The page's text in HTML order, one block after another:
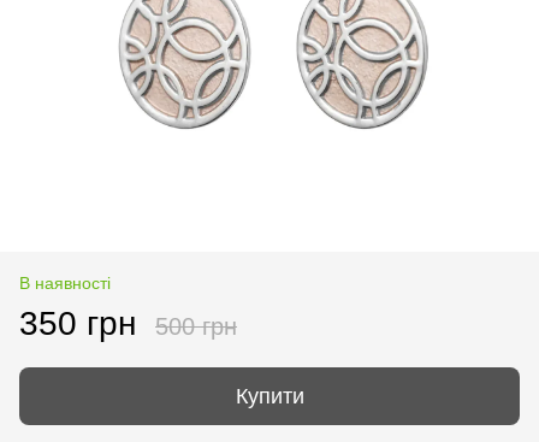
В наявності
350 грн 500 грн
Купити